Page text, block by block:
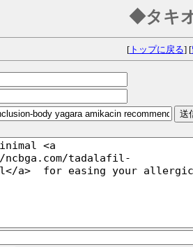
◆タキ
[トップに戻る] [